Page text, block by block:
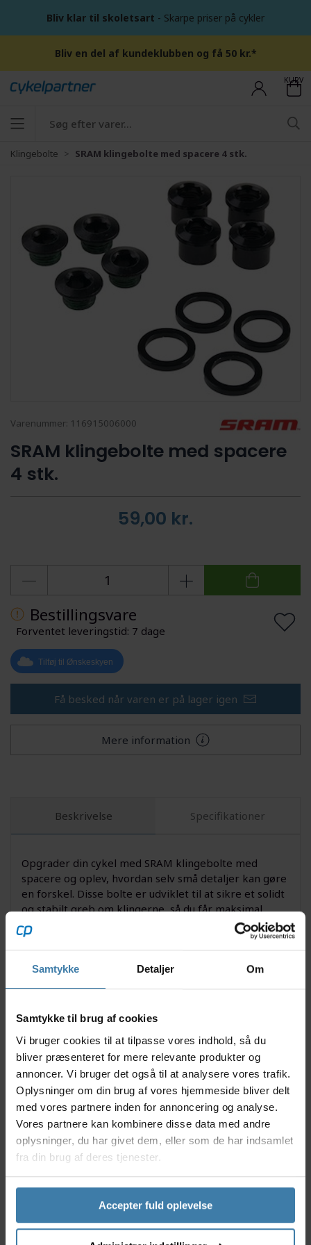
Samtykke Detaljer Om
Samtykke til brug af cookies
Vi bruger cookies til at tilpasse vores indhold, så du
bliver præsenteret for mere relevante produkter og
annoncer. Vi bruger det også til at analysere vores trafik.
Oplysninger om din brug af vores hjemmeside bliver delt
med vores partnere inden for annoncering og analyse.
Vores partnere kan kombinere disse data med andre
oplysninger, du har givet dem, eller som de har indsamlet
fra din brug af deres tjenester.
Accepter fuld oplevelse
Bliv klar til skoletsart - Skarpe priser på cykler
Bliv en del af kundeklubben og få 50 kr.*
KURV
Klingebolte SRAM klingebolte med spacere 4 stk.
Varenummer: 116915006000
SRAM klingebolte med spacere
4 stk.
59,00 kr.
Bestillingsvare
Forventet leveringstid: 7 dage
Tilføj til Ønskeskyen
Få besked når varen er på lager igen
Mere information
Beskrivelse Specifikationer
Opgrader din cykel med SRAM klingebolte med
spacere og oplev, hvordan selv små detaljer kan gøre
en forskel. Disse bolte er udviklet til at sikre et solidt
og stabilt greb om klingerne, så du får maksimal
pålidelighed under både krævende mountainbike-
ture og hurtige landevejsture. Med spacere
inkluderet er de ideelle, når der er behov for ekstra
plads mellem klinger og kranksæt, hvilket bidrager
til en gnidningsfri drift og forbedret gearskift.
Designet og produceret af SRAM til optimal
pasform og holdbarhed
Inkluderer spacere for øget fleksibilitet og
tilpasning
Passer til både mountainbike og landevejscykler
Sikrer korrekt montering af klinger uden slør
Lavet af slidstærke materialer, der modstår
korrosion
SRAM klingebolte med spacere er det perfekte valg
til cyklister, der værdsætter detaljerne i deres udstyr.
De egner sig til både entusiaster og mere erfarne
ryttere, som ønsker at sikre, at deres klingeskift